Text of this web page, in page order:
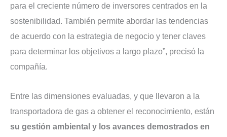
para el creciente número de inversores centrados en la
sostenibilidad. También permite abordar las tendencias
de acuerdo con la estrategia de negocio y tener claves
para determinar los objetivos a largo plazo”, precisó la
compañía.
Entre las dimensiones evaluadas, y que llevaron a la
transportadora de gas a obtener el reconocimiento, están
su gestión ambiental y los avances demostrados en